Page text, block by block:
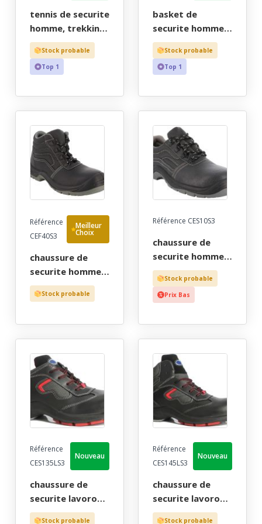
tennis de securite
homme, trekking
noir ultra-souple
et adherent, bout
recouvert - ce en
40/45 - "jaep"
Stock probable
Top 1
basket de
securite homme,
trekking noir
ultra-souple et
adherent, bout
iso 20345 s3 src -
40/45 - "jaep"
Stock probable
Top 1
Référence
CEF40S3
Meilleur
Choix
chaussure de
securite homme,
brodequin
confort plus noir
ce en iso 20345 s3
- 39/47
Stock probable
Référence CES10S3
chaussure de
securite homme,
derby confort
noir bout
recouvert - ce en
40/46
Stock probable
Prix Bas
Référence
CES135LS3
Nouveau
chaussure de
securite lavoro
mixte, trekking
Stock probable
Référence
CES145LS3
Nouveau
chaussure de
securite lavoro
mixte, trekking
Stock probable